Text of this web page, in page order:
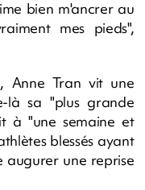
bien m'ancrer au
mes pieds",
Anne Tran vit une
là sa "plus grande
à "une semaine et
blessés ayant
augurer une reprise